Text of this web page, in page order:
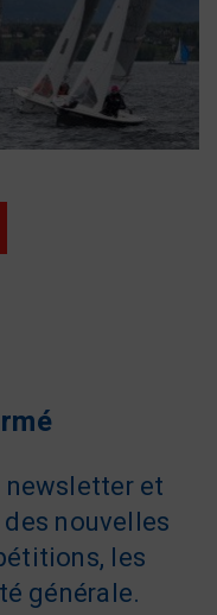
newsletter et
nouvelles
les
générale.